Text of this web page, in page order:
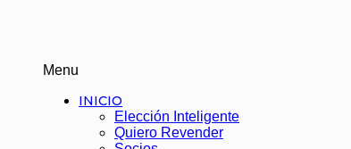
Menu
INICIO
Elección Inteligente
Quiero Revender